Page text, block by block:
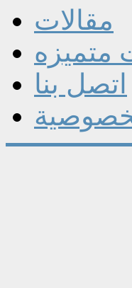
مقالات
متميزه
اتصل بنا